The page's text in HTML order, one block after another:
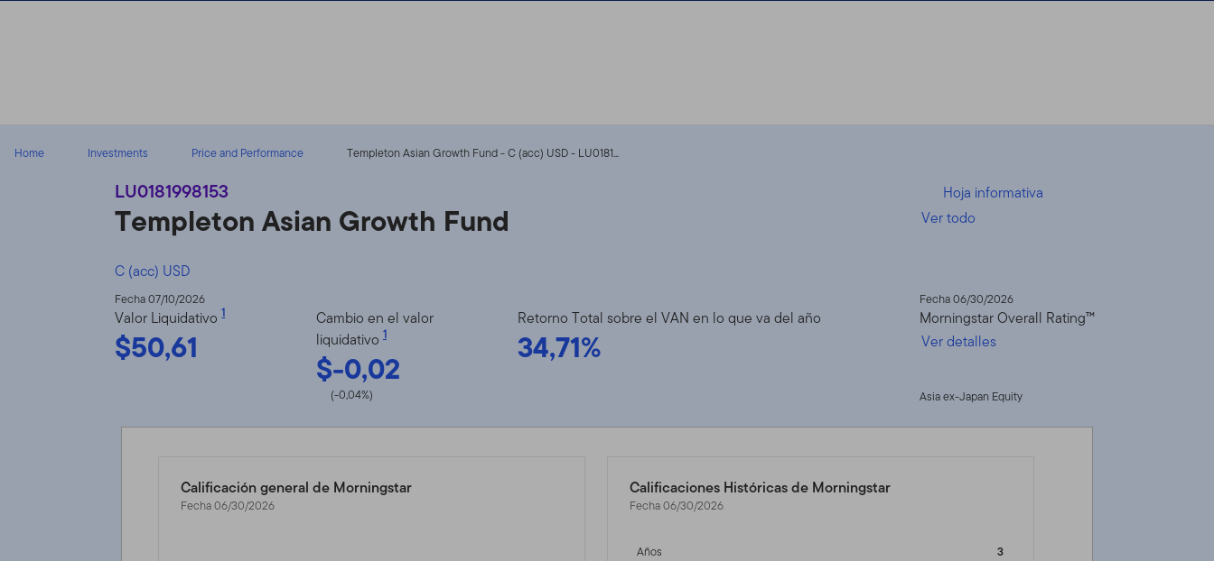
Home Investments Price and Performance Templeton Asian Growth Fund - C (acc) USD - LU0181...
LU0181998153
Templeton Asian Growth Fund
C (acc) USD
Hoja informativa
Ver todo
Fecha 07/10/2026
Valor Liquidativo1
$50,61
Cambio en el valor
liquidativo 1
$-0,02
(-0,04%)
Retorno Total sobre el VAN en lo que va del año
34,71%
Fecha 06/30/2026
Morningstar Overall Rating™
Ver detalles
Asia ex-Japan Equity
Calificación general de Morningstar
Fecha 06/30/2026
Calificaciones Históricas de Morningstar
Fecha 06/30/2026
Años 3